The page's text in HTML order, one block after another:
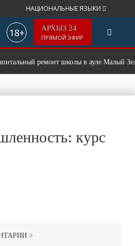
НАЦИОНАЛЬНЫЕ ЯЗЫКИ
18+ АРХЫЗ 24
ПРЯМОЙ ЭФИР
ремонт школы в ауле Малый
курс
>